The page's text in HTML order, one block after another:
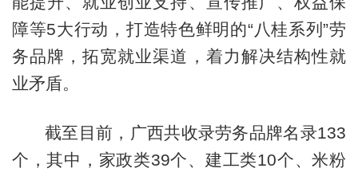
障等5大行动，打造特色鲜明的“八桂系列”劳
务品牌，拓宽就业渠道，着力解决结构性就
业矛盾。
截至目前，广西共收录劳务品牌名录133
个，其中，家政类39个、建工类10个、米粉